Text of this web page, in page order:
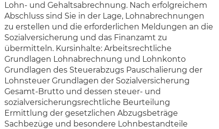
Lohn- und Gehaltsabrechnung. Nach erfolgreichem
Abschluss sind Sie in der Lage, Lohnabrechnungen
zu erstellen und die erforderlichen Meldungen an die
Sozialversicherung und das Finanzamt zu
übermitteln. Kursinhalte: Arbeitsrechtliche
Grundlagen Lohnabrechnung und Lohnkonto
Grundlagen des Steuerabzugs Pauschalierung der
Lohnsteuer Grundlagen der Sozialversicherung
Gesamt-Brutto und dessen steuer- und
sozialversicherungsrechtliche Beurteilung
Ermittlung der gesetzlichen Abzugsbeträge
Sachbezüge und besondere Lohnbestandteile